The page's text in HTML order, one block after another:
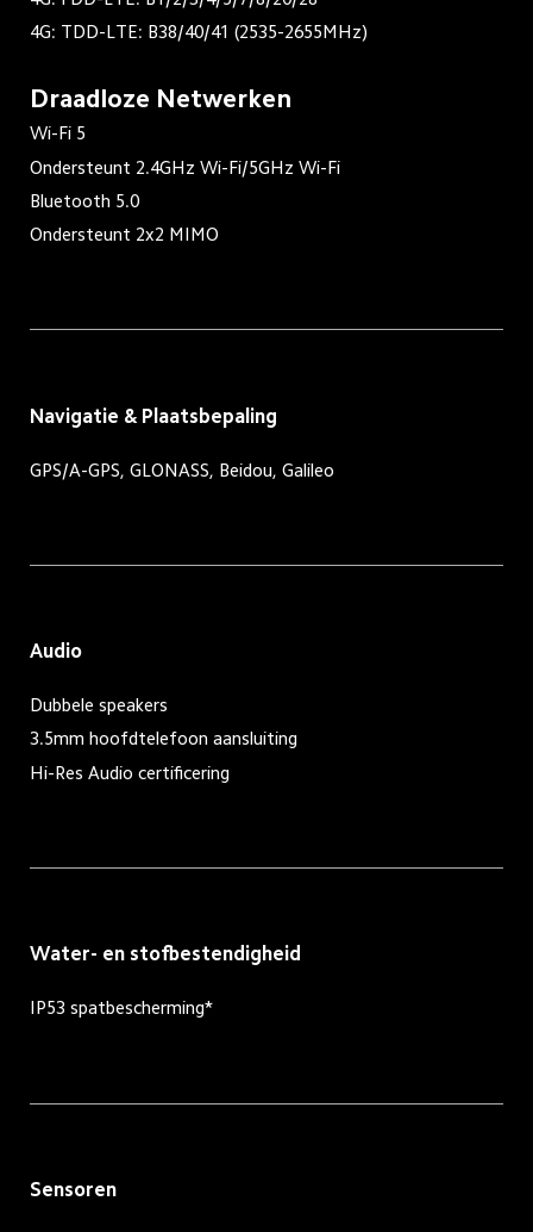
4G: TDD-LTE: B38/40/41 (2535-2655MHz)
Draadloze Netwerken
Wi-Fi 5
Ondersteunt 2.4GHz Wi-Fi/5GHz Wi-Fi
Bluetooth 5.0
Ondersteunt 2x2 MIMO
Navigatie & Plaatsbepaling
GPS/A-GPS, GLONASS, Beidou, Galileo
Audio
Dubbele speakers
3.5mm hoofdtelefoon aansluiting
Hi-Res Audio certificering
Water- en stofbestendigheid
IP53 spatbescherming*
Sensoren